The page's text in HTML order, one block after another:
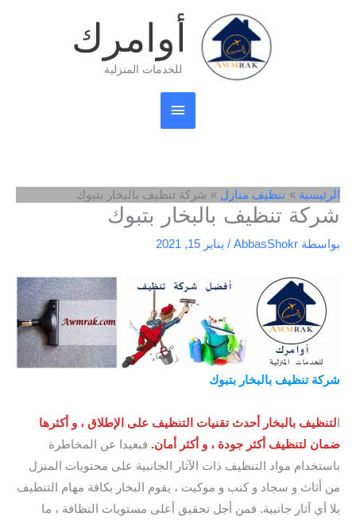
أوامرك
للخدمات المنزلية
القائمة
الرئيسية
الرئيسية تنظيف منازل شركة تنظيف بالبخار بتبوك
شركة تنظيف بالبخار بتبوك
بواسطة AbbasShokr
/ يناير 15, 2021
شركة تنظيف بالبخار بتبوك
لتنظيف بالبخار أحدث تقنيات التنظيف على الإطلاق ، و أكثرها
ضمان لتنظيف أكثر جودة ، و أكثر أمان. فبعيدا عن المخاطرة
باستخدام مواد التنظيف ذات الآثار الجانبية على محتويات المنزل
من أثاث و سجاد و كنب و موكيت ، يقوم البخار بكافة مهام التنظيف
بلا أي آثار جانبية. فمن أجل تحقيق أعلى مستويات النظافة ، ما